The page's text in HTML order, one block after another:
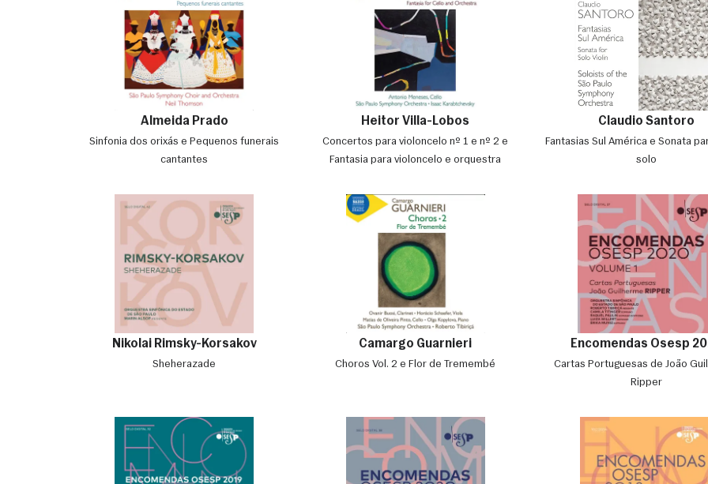
Almeida Prado
Sinfonia dos orixás e Pequenos funerais
cantantes
Heitor Villa-Lobos
Concertos para violoncelo nº 1 e nº 2 e
Fantasia para violoncelo e orquestra
Claudio Santoro
Fantasias Sul América e Sonata
solo
Nikolai Rimsky-Korsakov
Sheherazade
Camargo Guarnieri
Choros Vol. 2 e Flor de Tremembé
Encomendas Osesp
Cartas Portuguesas de João
Ripper